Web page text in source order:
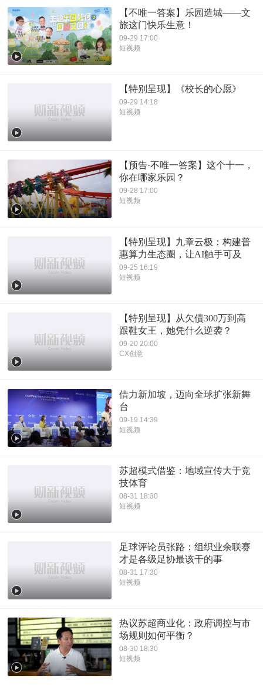
【不唯一答案】乐园造城——文
旅这门快乐生意！
09-29 17:00
短视频
【特别呈现】《校长的心愿》
09-29 14:18
短视频
【预告·不唯一答案】这个十一，
你在哪家乐园？
09-28 17:00
短视频
【特别呈现】九章云极：构建普
惠算力生态圈，让AI触手可及
09-25 16:19
短视频
【特别呈现】从欠债300万到高
跟鞋女王，她凭什么逆袭？
09-20 20:00
CX创意
借力新加坡，迈向全球扩张新舞
台
09-19 14:39
短视频
苏超模式借鉴：地域宣传大于竞
技体育
08-31 18:30
短视频
足球评论员张路：组织业余联赛
才是各级足协最该干的事
08-31 17:30
短视频
热议苏超商业化：政府调控与市
场规则如何平衡？
08-30 18:30
短视频